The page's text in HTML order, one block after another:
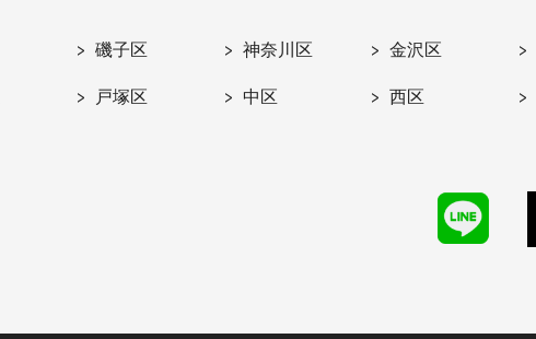
磯子区 神奈川区 金沢区
戸塚区 中区 西区